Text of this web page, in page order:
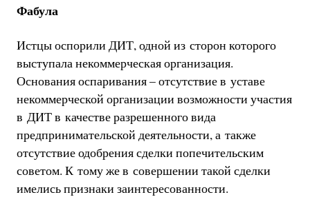
Фабула
Истцы оспорили ДИТ, одной из сторон которого
выступала некоммерческая организация.
Основания оспаривания – отсутствие в уставе
некоммерческой организации возможности участия
в ДИТ в качестве разрешенного вида
предпринимательской деятельности, а также
отсутствие одобрения сделки попечительским
советом. К тому же в совершении такой сделки
имелись признаки заинтересованности.